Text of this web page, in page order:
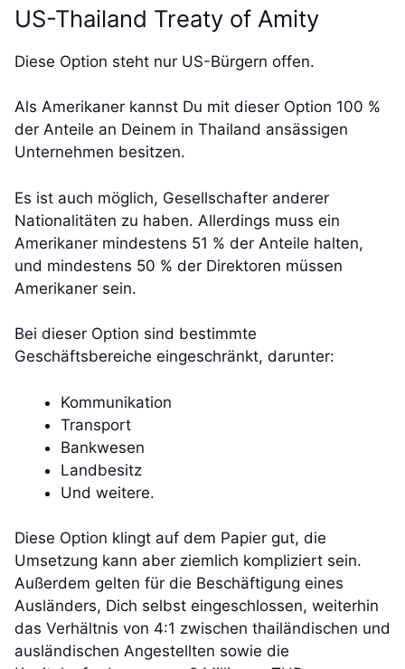
US-Thailand Treaty of Amity
Diese Option steht nur US-Bürgern offen.
Als Amerikaner kannst Du mit dieser Option 100 %
der Anteile an Deinem in Thailand ansässigen
Unternehmen besitzen.
Es ist auch möglich, Gesellschafter anderer
Nationalitäten zu haben. Allerdings muss ein
Amerikaner mindestens 51 % der Anteile halten,
und mindestens 50 % der Direktoren müssen
Amerikaner sein.
Bei dieser Option sind bestimmte
Geschäftsbereiche eingeschränkt, darunter:
Kommunikation
Transport
Bankwesen
Landbesitz
Und weitere.
Diese Option klingt auf dem Papier gut, die
Umsetzung kann aber ziemlich kompliziert sein.
Außerdem gelten für die Beschäftigung eines
Ausländers, Dich selbst eingeschlossen, weiterhin
das Verhältnis von 4:1 zwischen thailändischen und
ausländischen Angestellten sowie die